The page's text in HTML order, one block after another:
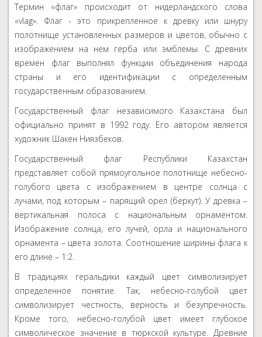
Термин «флаг» происходит от нидерландского слова
«vlag». Флаг - это прикрепленное к древку или шнуру
полотнище установленных размеров и цветов, обычно с
изображением на нем герба или эмблемы. С древних
времен флаг выполнял функции объединения народа
страны и его идентификации с определенным
государственным образованием.
Государственный флаг независимого Казахстана был
официально принят в 1992 году. Его автором является
художник Шакен Ниязбеков.
Государственный флаг Республики Казахстан
представляет собой прямоугольное полотнище небесно-
голубого цвета с изображением в центре солнца с
лучами, под которым – парящий орел (беркут). У древка –
вертикальная полоса с национальным орнаментом.
Изображение солнца, его лучей, орла и национального
орнамента – цвета золота. Соотношение ширины флага к
его длине – 1:2.
В традициях геральдики каждый цвет символизирует
определенное понятие. Так, небесно-голубой цвет
символизирует честность, верность и безупречность.
Кроме того, небесно-голубой цвет имеет глубокое
символическое значение в тюркской культуре. Древние